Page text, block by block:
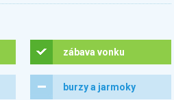
zábava vonku
burzy a jarmoky